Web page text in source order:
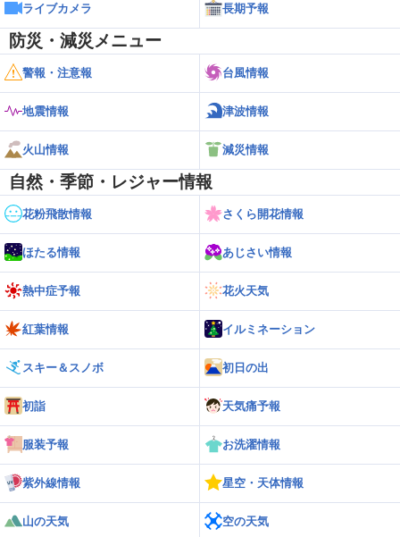
ライブカメラ 長期予報
防災・減災メニュー
警報・注意報 台風情報
地震情報 津波情報
火山情報 減災情報
自然・季節・レジャー情報
花粉飛散情報 さくら開花情報
ほたる情報 あじさい情報
熱中症予報 花火天気
紅葉情報 イルミネーション
スキー＆スノボ 初日の出
初詣 天気痛予報
服装予報 お洗濯情報
紫外線情報 星空・天体情報
山の天気 空の天気